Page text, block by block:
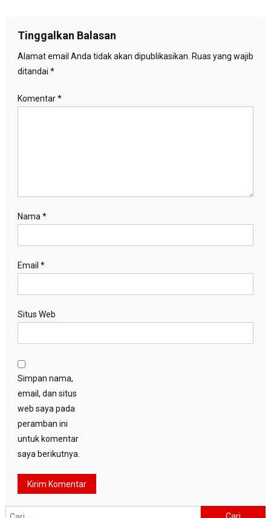
Tinggalkan Balasan
Alamat email Anda tidak akan dipublikasikan. Ruas yang wajib
ditandai *
Komentar*
Nama *
Email *
Situs Web
Simpan nama,
email, dan situs
web saya pada
peramban ini
untuk komentar
saya berikutnya.